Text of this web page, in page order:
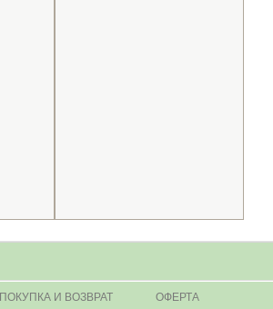
ПОКУПКА И ВОЗВРАТ ОФЕРТА